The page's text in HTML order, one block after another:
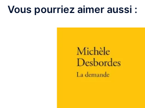
Vous pourriez aimer aussi :